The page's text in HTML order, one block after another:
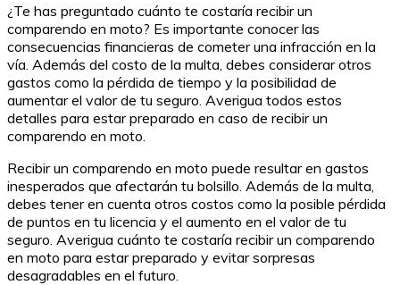
¿Te has preguntado cuánto te costaría recibir un
comparendo en moto? Es importante conocer las
consecuencias financieras de cometer una infracción en la
vía. Además del costo de la multa, debes considerar otros
gastos como la pérdida de tiempo y la posibilidad de
aumentar el valor de tu seguro. Averigua todos estos
detalles para estar preparado en caso de recibir un
comparendo en moto.
Recibir un comparendo en moto puede resultar en gastos
inesperados que afectarán tu bolsillo. Además de la multa,
debes tener en cuenta otros costos como la posible pérdida
de puntos en tu licencia y el aumento en el valor de tu
seguro. Averigua cuánto te costaría recibir un comparendo
en moto para estar preparado y evitar sorpresas
desagradables en el futuro.